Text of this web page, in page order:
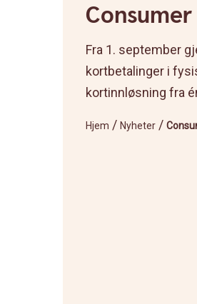
Fra 1. september
kortbetalinger i
kortinnløsning fra
Hjem / Nyheter /